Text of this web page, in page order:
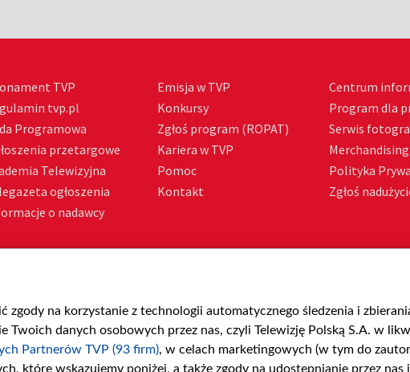
TVP
tvp.pl
Programowa
przetargowe
Telewizyjna
ogłoszenia
o nadawcy
Emisja w TVP
Konkursy
Zgłoś program (ROPAT)
Kariera w TVP
Pomoc
Kontakt
Centrum
Program dla
Serwis
Polityka
Zgłoś
zgody na korzystanie z technologii automatycznego śledzenia i
danych osobowych przez nas, czyli Telewizję Polską S.A. w
Partnerów TVP (93 firm), w celach marketingowych (w tym do
które wskazujemy poniżej, a także zgody na udostępnianie przez